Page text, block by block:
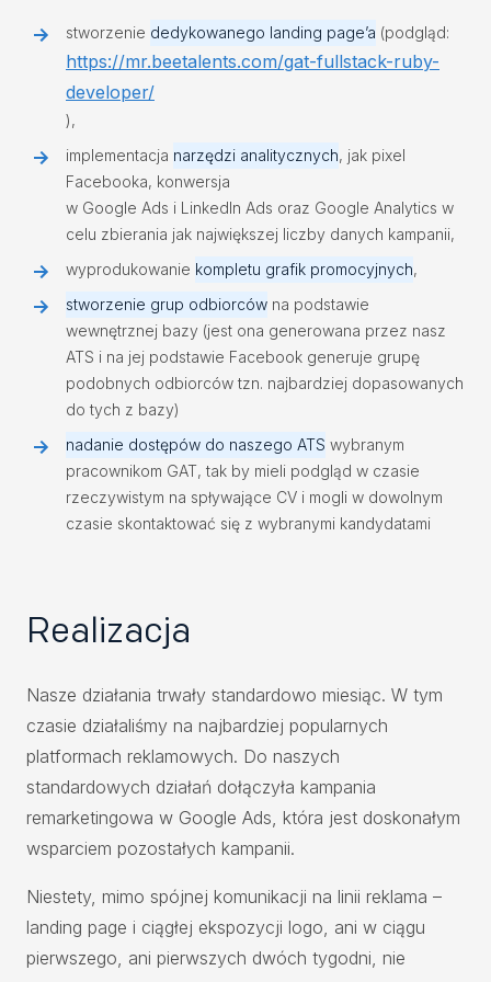
stworzenie dedykowanego landing page’a (podgląd:
https://mr.beetalents.com/gat-fullstack-ruby-
developer/
),
implementacja narzędzi analitycznych, jak pixel
Facebooka, konwersja
w Google Ads i LinkedIn Ads oraz Google Analytics w
celu zbierania jak największej liczby danych kampanii,
wyprodukowanie kompletu grafik promocyjnych,
stworzenie grup odbiorców na podstawie
wewnętrznej bazy (jest ona generowana przez nasz
ATS i na jej podstawie Facebook generuje grupę
podobnych odbiorców tzn. najbardziej dopasowanych
do tych z bazy)
nadanie dostępów do naszego ATS wybranym
pracownikom GAT, tak by mieli podgląd w czasie
rzeczywistym na spływające CV i mogli w dowolnym
czasie skontaktować się z wybranymi kandydatami
Realizacja
Nasze działania trwały standardowo miesiąc. W tym
czasie działaliśmy na najbardziej popularnych
platformach reklamowych. Do naszych
standardowych działań dołączyła kampania
remarketingowa w Google Ads, która jest doskonałym
wsparciem pozostałych kampanii.
Niestety, mimo spójnej komunikacji na linii reklama –
landing page i ciągłej ekspozycji logo, ani w ciągu
pierwszego, ani pierwszych dwóch tygodni, nie